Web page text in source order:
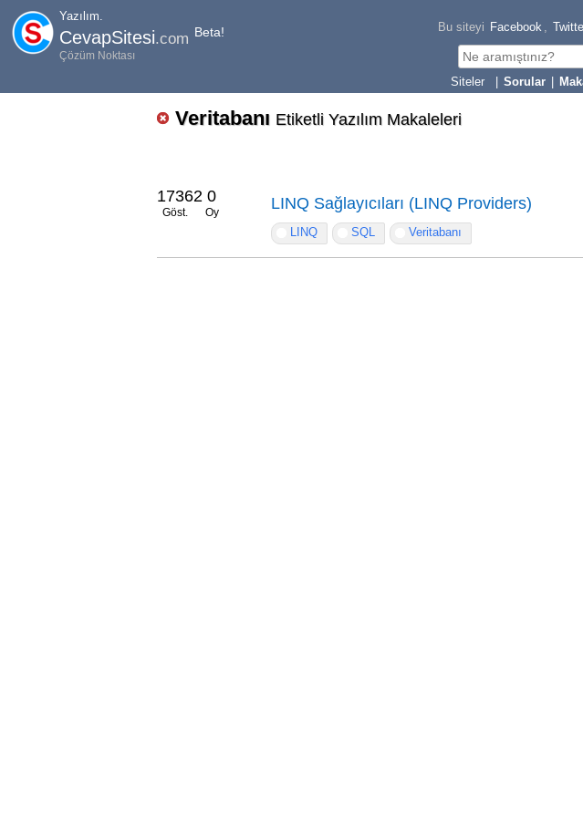
Yazılım.
CevapSitesi.com Beta!
Çözüm Noktası
Bu siteyi Facebook ,
Sorular
Veritabanı Etiketli Yazılım Makaleleri
17362
Göst.
0
Oy LINQ Sağlayıcıları (LINQ Providers)
LINQ SQL Veritabanı